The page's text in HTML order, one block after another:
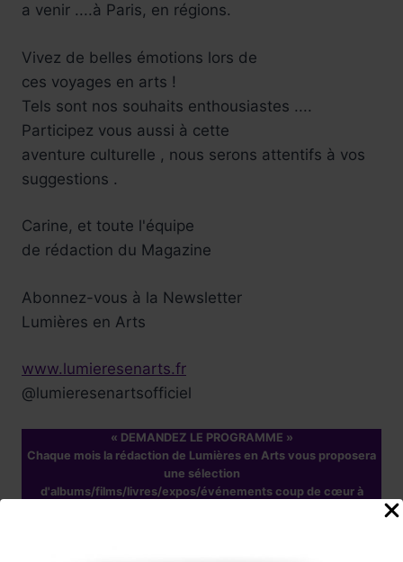
a venir ....à Paris, en régions.
Vivez de belles émotions lors de
ces voyages en arts !
Tels sont nos souhaits enthousiastes ....
Participez vous aussi à cette
aventure culturelle , nous serons attentifs à vos
suggestions .
Carine, et toute l'équipe
de rédaction du Magazine
Abonnez-vous à la Newsletter
Lumières en Arts
www.lumieresenarts.fr
@lumieresenartsofficiel
« DEMANDEZ LE PROGRAMME »
Chaque mois la rédaction de Lumières en Arts vous proposera
une sélection
d'albums/films/livres/expos/événements coup de cœur à